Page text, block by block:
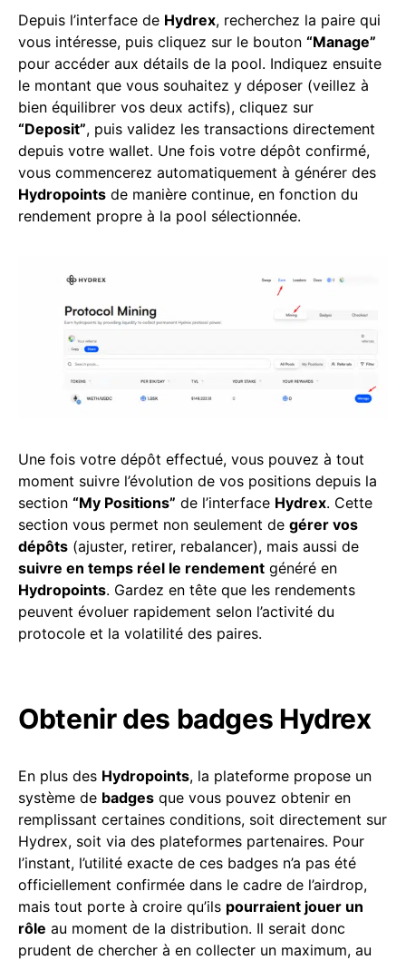
Depuis l’interface de Hydrex, recherchez la paire qui
vous intéresse, puis cliquez sur le bouton “Manage”
pour accéder aux détails de la pool. Indiquez ensuite
le montant que vous souhaitez y déposer (veillez à
bien équilibrer vos deux actifs), cliquez sur
“Deposit”, puis validez les transactions directement
depuis votre wallet. Une fois votre dépôt confirmé,
vous commencerez automatiquement à générer des
Hydropoints de manière continue, en fonction du
rendement propre à la pool sélectionnée.
Une fois votre dépôt effectué, vous pouvez à tout
moment suivre l’évolution de vos positions depuis la
section “My Positions” de l’interface Hydrex. Cette
section vous permet non seulement de gérer vos
dépôts (ajuster, retirer, rebalancer), mais aussi de
suivre en temps réel le rendement généré en
Hydropoints. Gardez en tête que les rendements
peuvent évoluer rapidement selon l’activité du
protocole et la volatilité des paires.
Obtenir des badges Hydrex
En plus des Hydropoints, la plateforme propose un
système de badges que vous pouvez obtenir en
remplissant certaines conditions, soit directement sur
Hydrex, soit via des plateformes partenaires. Pour
l’instant, l’utilité exacte de ces badges n’a pas été
officiellement confirmée dans le cadre de l’airdrop,
mais tout porte à croire qu’ils pourraient jouer un
rôle au moment de la distribution. Il serait donc
prudent de chercher à en collecter un maximum, au